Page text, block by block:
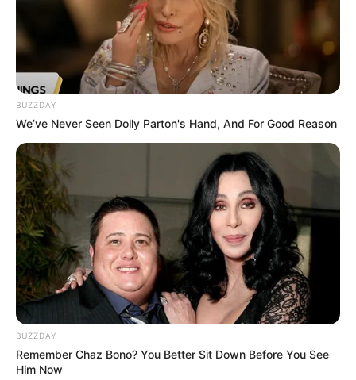
Ausflugsziele, Sehenswürdigkeiten,
Freizeitangebote und Museen in und im Umkreis
von Goslar:
Gaststätten in und um Goslar
Umkreissuche Tourismus Goslar
Museen in und um Goslar
Kinderausflugsziele für Goslar
Kindergeburtstag feiern
Schlösser und Burgen in und um Goslar
Tagesausflugsziele für Goslar
Bademöglichkeiten
Wandern
Ausflug mit der Bahn
BUZZDAY
We’ve Never Seen Dolly Parton's Hand, And For Good Reason
BUZZDAY
Remember Chaz Bono? You Better Sit Down Before You See
Him Now